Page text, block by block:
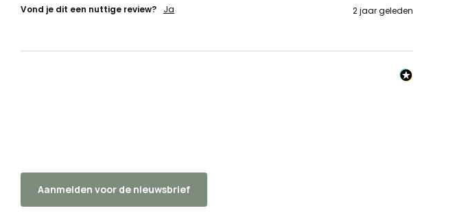
Vond je dit een nuttige review?
Ja 2 jaar geleden
Aanmelden voor de nieuwsbrief